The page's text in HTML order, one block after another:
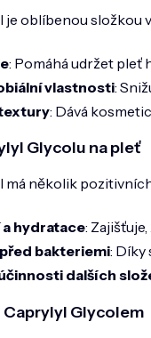
je oblíbenou složkou
: Pomáhá udržet pleť
vlastnosti:
: Dává
Glycolu na pleť
má několik
hydratace:
bakteriemi: Díky
dalších
Glycolem